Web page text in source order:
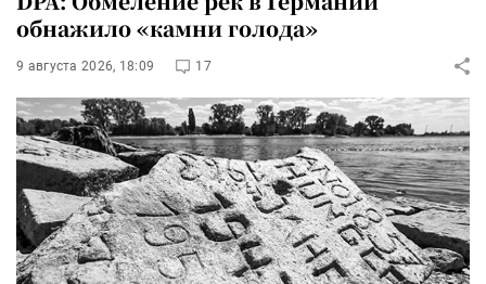
обнажило «камни голода»
9 августа 2026, 18:09 17